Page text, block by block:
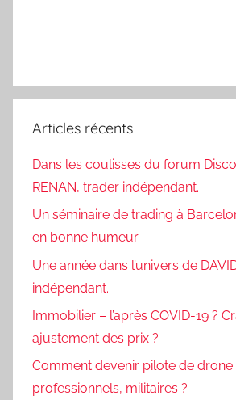
Articles récents
Dans les coulisses du forum
RENAN, trader indépendant.
Un séminaire de trading à
en bonne humeur
Une année dans l’univers de
indépendant.
Immobilier – l’après COVID-19 ?
ajustement des prix ?
Comment devenir pilote de drone
professionnels, militaires ?